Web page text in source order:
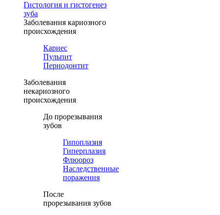
Гистология и гистогенез
зуба
Заболевания кариозного
происхождения
Кариес
Пульпит
Периодонтит
Заболевания
некариозного
происхождения
До прорезывания
зубов
Гипоплазия
Гиперплазия
Флюороз
Наследственные
поражения
После
прорезывания зубов